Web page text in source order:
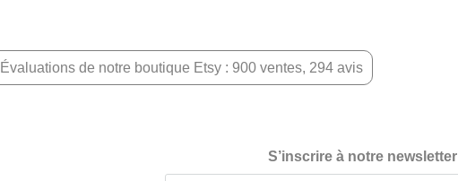
Évaluations de notre boutique Etsy : 900 ventes, 294 avis
S’inscrire à notre newsletter